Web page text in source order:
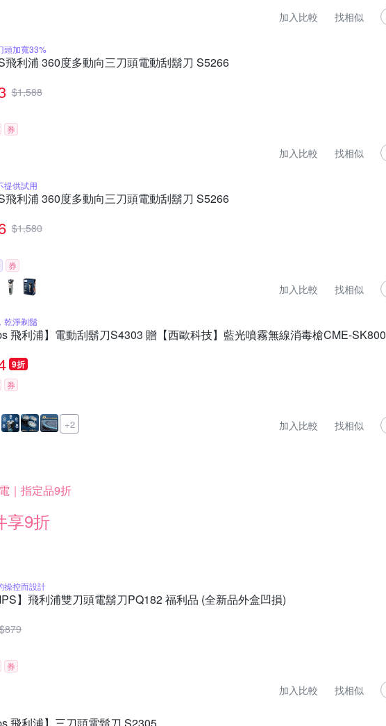
加入比較 找相似
頭加寬33%
飛利浦 360度多動向三刀頭電動刮鬍刀 S5266
$1,588
券
加入比較 找相似
提供試用
飛利浦 360度多動向三刀頭電動刮鬍刀 S5266
$1,580
券
加入比較 找相似
乾淨剃鬚
飛利浦】電動刮鬍刀S4303 贈【西歐科技】藍光噴霧無線消毒槍CME-SK800
9折
券
+2 加入比較 找相似
｜指定品9折
享9折
操控而設計
】飛利浦雙刀頭電鬍刀PQ182 福利品 (全新品外盒凹損)
$879
券
加入比較 找相似